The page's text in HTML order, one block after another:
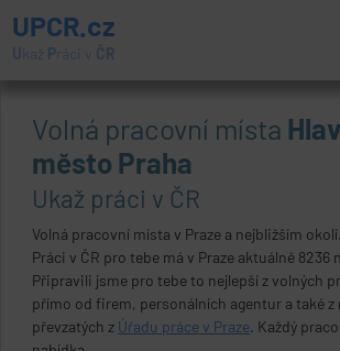
UPCR.cz
U kaž Práci v ČR
Volná pracovní místa
město Praha
Ukaž práci v ČR
Volná pracovní místa v Praze a nejbližším
Práci v ČR pro tebe má v Praze aktuálně 8236
Připravili jsme pro tebe to nejlepší z volných
přímo od firem, personálních agentur a také z
převzatých z Úřadu práce v Praze. Každý